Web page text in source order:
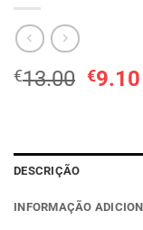
€13.00 O
€9.10
DESCRIÇÃO
INFORMAÇÃO